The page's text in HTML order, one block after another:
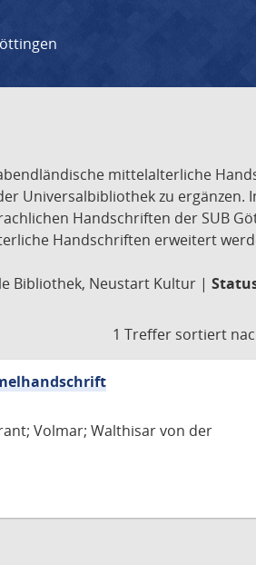
mittelalterliche
Universalbibliothek zu ergänzen.
Handschriften der SUB
Handschriften erweitert
Bibliothek, Neustart Kultur |
1 Treffer sortiert
Volmar; Walthisar von der